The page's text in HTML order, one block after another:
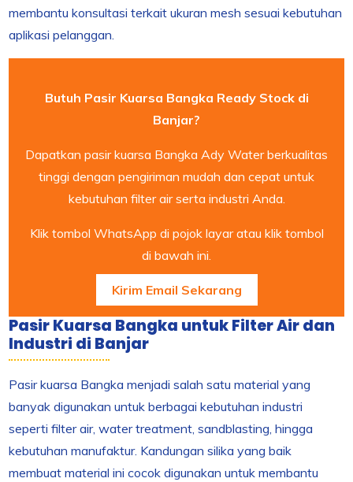
membantu konsultasi terkait ukuran mesh sesuai kebutuhan
aplikasi pelanggan.
Butuh Pasir Kuarsa Bangka Ready Stock di
Banjar?
Dapatkan pasir kuarsa Bangka Ady Water berkualitas
tinggi dengan pengiriman mudah dan cepat untuk
kebutuhan filter air serta industri Anda.
Klik tombol WhatsApp di pojok layar atau klik tombol
di bawah ini.
Kirim Email Sekarang
Pasir Kuarsa Bangka untuk Filter Air dan
Industri di Banjar
Pasir kuarsa Bangka menjadi salah satu material yang
banyak digunakan untuk berbagai kebutuhan industri
seperti filter air, water treatment, sandblasting, hingga
kebutuhan manufaktur. Kandungan silika yang baik
membuat material ini cocok digunakan untuk membantu